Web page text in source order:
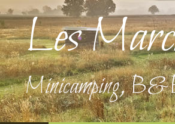
Les
Minicamping,